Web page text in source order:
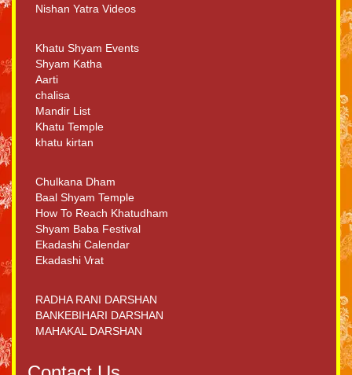
Nishan Yatra Videos
Khatu Shyam Events
Shyam Katha
Aarti
chalisa
Mandir List
Khatu Temple
khatu kirtan
Chulkana Dham
Baal Shyam Temple
How To Reach Khatudham
Shyam Baba Festival
Ekadashi Calendar
Ekadashi Vrat
RADHA RANI DARSHAN
BANKEBIHARI DARSHAN
MAHAKAL DARSHAN